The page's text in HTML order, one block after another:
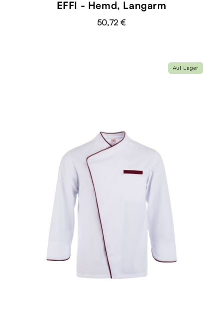
EFFI - Hemd, Langarm
50,72 €
Auf Lager